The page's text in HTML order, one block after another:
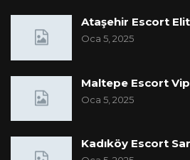
Ataşehir Escort
Oca 5, 2025
Maltepe Escort
Oca 5, 2025
Kadıköy Escort